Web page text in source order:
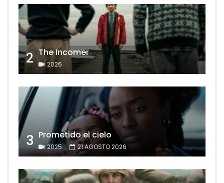
2 The Incomer
2026
3 Prometido el cielo
2025 21 AGOSTO 2026